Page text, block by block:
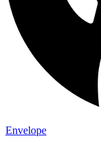
Envelope